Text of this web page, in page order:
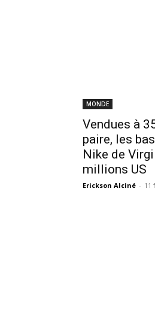
MONDE
Vendues à
paire, les
Nike de
millions US
Erickson Alciné - 11